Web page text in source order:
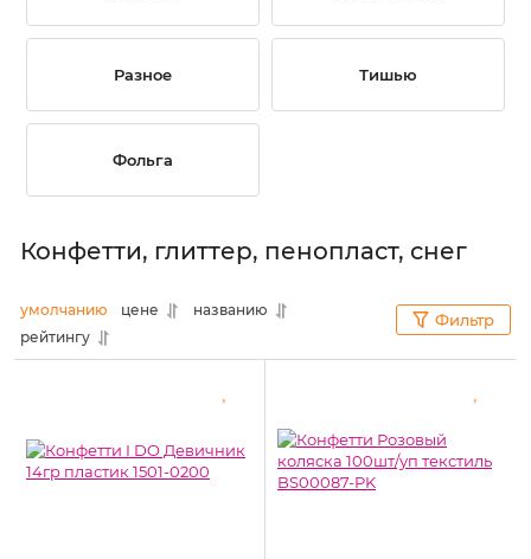
Разное Тишью
Фольга
Конфетти, глиттер, пенопласт, снег
умолчанию цене
названию
рейтингу
Фильтр